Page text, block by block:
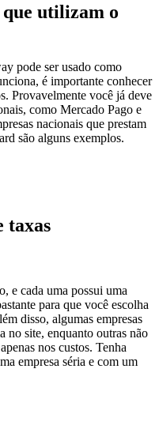
que utilizam o
pode ser usado como
é importante conhecer
Provavelmente você já deve
como Mercado Pago e
nacionais que prestam
são alguns exemplos.
taxas
e cada uma possui uma
para que você escolha
disso, algumas empresas
no site, enquanto outras não
nos custos. Tenha
empresa séria e com um